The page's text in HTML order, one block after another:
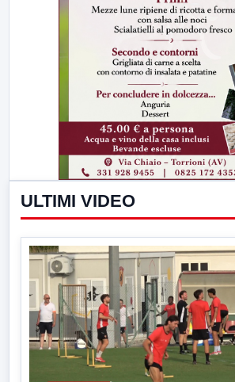
ULTIMI VIDEO